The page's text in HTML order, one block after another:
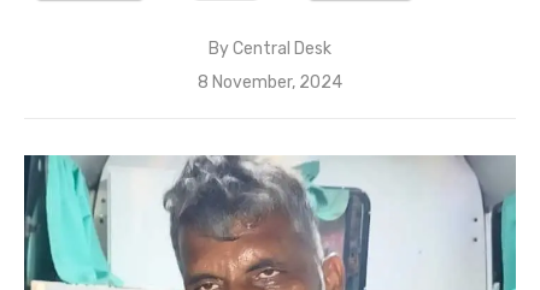
ByCentral Desk
Posted
8 November, 2024